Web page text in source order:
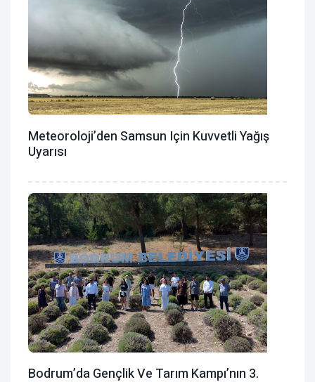
Meteoroloji’den Samsun Için Kuvvetli Yağış
Uyarısı
Bodrum’da Gençlik Ve Tarım Kampı’nın 3.